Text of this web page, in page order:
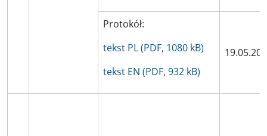
Protokół:
tekst PL (PDF, 1080 kB)
tekst EN (PDF, 932 kB)